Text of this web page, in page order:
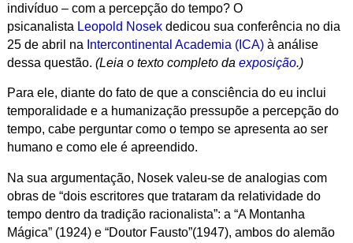
indivíduo – com a percepção do tempo? O
psicanalista Leopold Nosek dedicou sua conferência no dia
25 de abril na Intercontinental Academia (ICA)à análise
dessa questão. (Leia o texto completo da exposição.)
Para ele, diante do fato de que a consciência do eu inclui
temporalidade e a humanização pressupõe a percepção do
tempo, cabe perguntar como o tempo se apresenta ao ser
humano e como ele é apreendido.
Na sua argumentação, Nosek valeu-se de analogias com
obras de “dois escritores que trataram da relatividade do
tempo dentro da tradição racionalista”: a “A Montanha
Mágica” (1924) e “Doutor Fausto”(1947), ambos do alemão